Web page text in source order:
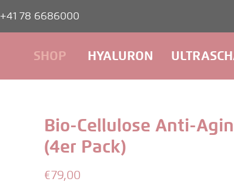
SHOP HYALURON
+41 78 6686000
Bio-Cellulose Anti-
(4er Pack)
€79,00